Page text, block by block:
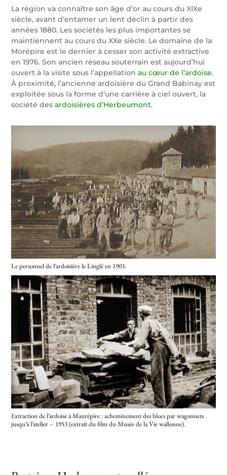
La région va connaître son âge d’or au cours du XIXe
siècle, avant d’entamer un lent déclin à partir des
années 1880. Les sociétés les plus importantes se
maintiennent au cours du XXe siècle. Le domaine de la
Morépire est le dernier à cesser son activité extractive
en 1976. Son ancien réseau souterrain est aujourd’hui
ouvert à la visite sous l’appellationau cœur de l’ardoise.
À proximité, l’ancienne ardoisière du Grand Babinay est
exploitée sous la forme d’une carrière à ciel ouvert, la
société desardoisières d’Herbeumont.
Le personnel de l’ardoisière le Linglé en 1903.
Extraction de l’ardoise à Maurépire : acheminement des blocs par wagonnets
jusqu’à l’atelier – 1953 (extrait du film du Musée de la Vie wallonne).